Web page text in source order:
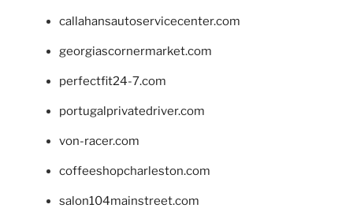
callahansautoservicecenter.com
georgiascornermarket.com
perfectfit24-7.com
portugalprivatedriver.com
von-racer.com
coffeeshopcharleston.com
salon104mainstreet.com